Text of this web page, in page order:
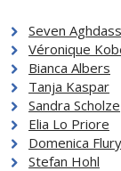
Seven
Véronique
Bianca Albers
Tanja Kaspar
Sandra Scholze
Elia Lo Priore
Domenica Flury
Stefan Hohl